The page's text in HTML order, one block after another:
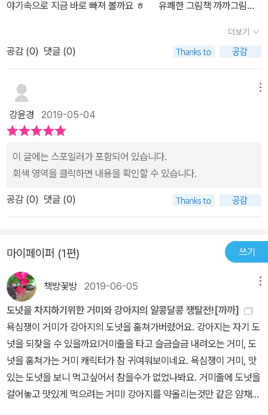
게 하는 의도하지 않는 훈수 역할을 하지요.<까까>는 도넛을 두고 벌
이는 강아지와 거미의 쟁탈전이 정말 재미있게 묘사된 그림책이랍니
다.어떻게 하면 도넛을 되찾을 수 있을지 강아지 입장에서 여러 가지
다 결국 주변을 살피지 못하고지키고 싶은 것을 모두 잃게 되는 결과
를 보여주지요.어부지리의 교훈(?)이 들어있기도 한 그림책 <까까>
도넛 대신 다른 것을 얻은 강아지와 거미.나란히 앉아 곰곰 생각하며
미와도넛의 주인은 누가 되었는지 추리하는 재미는 여러분께 맡길게
요.제 추리로는 둘의 싸움을 보다 못한 까마귀가 내린 특단의 조치가
결정적 역할을 한 것 같다는 힌트 아닌 힌트를 남겨봅니다. ^^
야기속으로 지금 바로 빠져 볼까요 ㅎ 유쾌한 그림책 까까그림책
모습을 자다깬 까까의 주인 강아지에게 딱걸린 거미 ㅎ 맛있게 먹을
새도 없이 강아지의 까까를 되찾으려는 노력이 시작되지요 ㅎ 강아
지의 노력에... 거미는 필사적으로 방어를 하고 ... 그렇게 까까를 두고
팽팽한 긴장감이 이어집니다 ㅎ 팽팽한 긴장감 뒤에 반전까지 숨어
있는 유아그림책 ... 까까 까까의 마지막 주인은... 친구 까마귀였네
요 ... ㅎㅎㅎ 까까 그림책을 아들과 함께 읽으면서 아들은 재밌는
스토리의 유아그림책에 계속 웃고 있더라구요 ㅎㅎㅎ 그러면서 함께
이야기거리까지 생겨서 둘이서 재잘 재잘 수다를 나눴답니다 ㅎㅎㅎ
반전을 접하곤 ... 그림책을 까마귀 입장에서 다시 보게 되더라구
리고 까마귀는 ... 강아지와 거미 친구가 서로 까까 하나로 싸우는 모
상상력까지 팡팡 터지는 유아그림책함께 읽으며 즐거운 시간 예약입
니다 :D
더보기
공감 (0) 댓글 (0)
강윤경 2019-05-04
이 글에는 스포일러가 포함되어 있습니다.
회색 영역을 클릭하면 내용을 확인할 수 있습니다.
공감 (0) 댓글 (0)
마이페이퍼 (1편) 쓰기
책방꽃방 2019-06-05
도넛을 차지하기위한 거미와 강아지의 알콩달콩 쟁탈전![까까]
욕심쟁이 거미가 강아지의 도넛을 훔쳐가버렸어요. 강아지는 자기 도
넛을 되찾을 수 있을까요!거미줄을 타고 슬금슬금 내려오는 거미, 도
넛을 훔쳐가는 거미 캐릭터가 참 귀여워보이네요. 욕심쟁이 거미, 맛
있는 도넛을 보니 먹고싶어서 참을수가 없었나봐요. 거미줄에 도넛을
걸어놓고 맛있게 먹으려는 거미! 강아지를 약올리는것만 같은 얌채같